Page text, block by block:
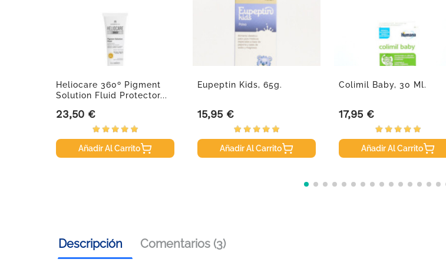
Heliocare 360º Pigment
Solution Fluid Protector...
Precio
23,50 €
Añadir Al Carrito
Eupeptin Kids, 65g.
Precio
15,95 €
Añadir Al Carrito
Colimil Baby, 30 Ml.
Precio
17,95 €
Añadir Al Carrito
Descripción Comentarios (3)